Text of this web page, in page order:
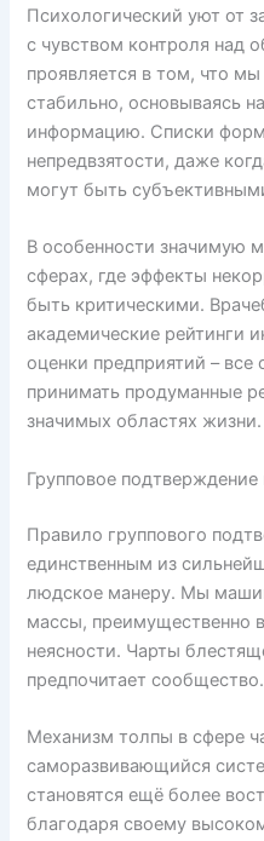
Психологический уют от
с чувством контроля над
проявляется в том, что
стабильно, основываясь
информацию. Списки
непредвзятости, даже
могут быть
В особенности значимую
сферах, где эффекты
быть критическими.
академические рейтинги
оценки предприятий – все
принимать продуманные
значимых областях жизни.
Групповое
Правило группового
единственным из
людское манеру. Мы
массы, преимущественно
неясности. Чарты
предпочитает сообщество.
Механизм толпы в сфере
саморазвивающийся
становятся ещё более
благодаря своему